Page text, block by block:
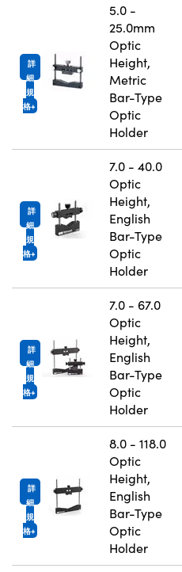
詳
細
規
格
5.0 -
25.0mm
Optic
Height,
Metric
Bar-Type
Optic
Holder
詳
細
規
格
7.0 - 40.0
Optic
Height,
English
Bar-Type
Optic
Holder
詳
細
規
格
7.0 - 67.0
Optic
Height,
English
Bar-Type
Optic
Holder
詳
細
規
格
8.0 - 118.0
Optic
Height,
English
Bar-Type
Optic
Holder